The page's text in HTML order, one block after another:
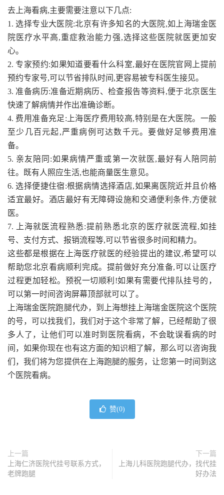
去上海看病,主要需要注意以下几点:
1. 选择专业大医院:北京有许多知名的大医院,如上海瑞金医
院医疗水平高,重症救治能力强,选择这些医院就医更加安
心。
2. 专家预约:如果知道要看什么科室,最好在医院官网上提前
预约专家号,可以节省排队时间,更容易被专科医生接见。
3. 准备病历:准备近期病历、检查报告等资料,便于北京医生
快速了解病情并作出准确诊断。
4. 费用准备充足:上海医疗费用较高,特别是在大医院。一般
至少几百元起,严重病例可达数千元。要做好足够费用准
备。
5. 亲友陪同:如果病情严重或第一次就医,最好有人陪同前
往。既有人照应生活,也能商量医生意见。
6. 选择便捷住宿:根据病情选择酒店,如果离医院近并且价格
适宜最好。酒店最好有无障碍设施和交通便利条件,方便就
医。
7. 上海就医流程熟悉:提前熟悉北京的医疗就医流程,如挂
号、支付方式、报销流程等,可以节省很多时间和精力。
这些都是根据在上海医疗就医的经验提出的建议,希望可以
帮助您北京看病顺利完成。提前做好充分准备,可以让医疗
过程更加轻松。预祝一切顺利!如果有需要代排队挂号的，
可以第一时间咨询屏幕顶部就可以了。
上海瑞金医院跑腿代办，到上海想挂上海瑞金医院这个医院
的号，可以找我们，我们对于这个非常了解，已经帮助了很
多人了，让他们可以准时到医院看病，不会耽误看病的时
间，如果你现在也有这方面的知识相了解，那么可以咨询我
们，我们将为您提供在上海跑腿的服务，让您第一时间到这
个医院看病。
赞(0)
上一篇
上海仁济医院代挂号联系方式，
老牌跑腿
下一篇
上海儿科医院跑腿代办，找代挂
好办法